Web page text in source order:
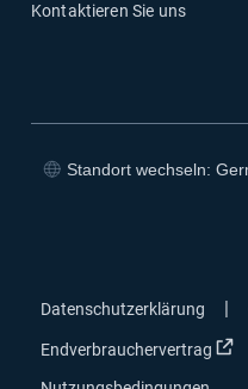
Kontaktieren Sie uns
Standort wechseln:
Datenschutzerklärung
Endverbrauchervertrag